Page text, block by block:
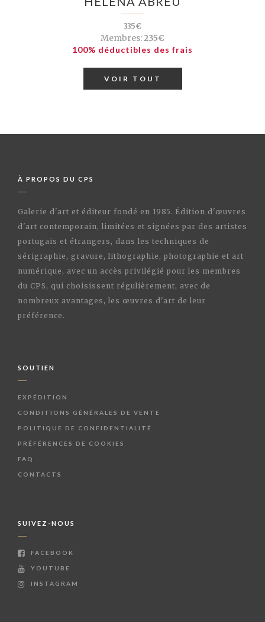
335€
Membres:235€
100% déductibles des frais
VOIR TOUT
À PROPOS DU CPS
Galerie d'art et éditeur fondé en 1985. Édition d'œuvres
d'art contemporain, limitées et signées par des artistes
portugais et étrangers, dans les techniques de
sérigraphie, gravure, lithographie, photographie et art
numérique, avec un accès privilégié pour les membres
du CPS, qui choisissent régulièrement, avec de
nombreux avantages, les œuvres d'art de leur
préférence.
SOUTIEN
EXPÉDITION
CONDITIONS GÉNÉRALES DE VENTE
POLITIQUE DE CONFIDENTIALITÉ
PRÉFÉRENCES DE COOKIES
FAQ
CONTACTS
SUIVEZ-NOUS
FACEBOOK
YOUTUBE
INSTAGRAM